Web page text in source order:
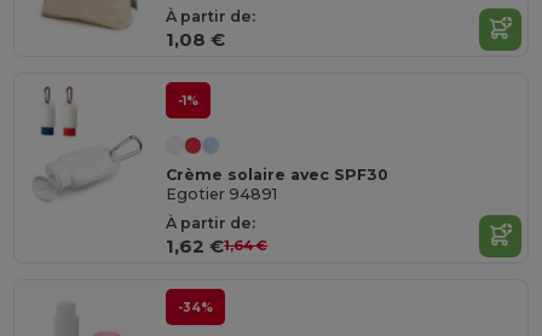
À partir de:
1,08 €
-1%
Crème solaire avec SPF30
Egotier 94891
À partir de:
1,62 €1,64 €
-34%